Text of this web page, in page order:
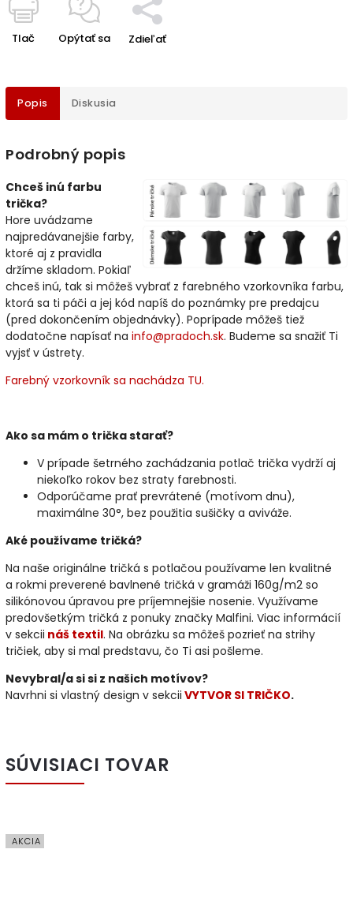
Tlač Opýtať sa Zdieľať
Popis Diskusia
Podrobný popis
Chceš inú farbu
trička?
Hore uvádzame
najpredávanejšie farby,
ktoré aj z pravidla
držíme skladom. Pokiaľ
chceš inú, tak si môžeš vybrať z farebného vzorkovníka farbu,
ktorá sa ti páči a jej kód napíš do poznámky pre predajcu
(pred dokončením objednávky). Poprípade môžeš tiež
dodatočne napísať na info@pradoch.sk. Budeme sa snažiť Ti
vyjsť v ústrety.
Farebný vzorkovník sa nachádza TU.
Ako sa mám o trička starať?
V prípade šetrného zachádzania potlač trička vydrží aj
niekoľko rokov bez straty farebnosti.
Odporúčame prať prevrátené (motívom dnu),
maximálne 30°, bez použitia sušičky a aviváže.
Aké používame tričká?
Na naše originálne tričká s potlačou používame len kvalitné
a rokmi preverené bavlnené tričká v gramáži 160g/m2 so
silikónovou úpravou pre príjemnejšie nosenie. Využívame
predovšetkým tričká z ponuky značky Malfini. Viac informácií
v sekcii náš textil. Na obrázku sa môžeš pozrieť na strihy
tričiek, aby si mal predstavu, čo Ti asi pošleme.
Nevybral/a si si z našich motívov?
Navrhni si vlastný design v sekcii VYTVOR SI TRIČKO.
SÚVISIACI TOVAR
AKCIA